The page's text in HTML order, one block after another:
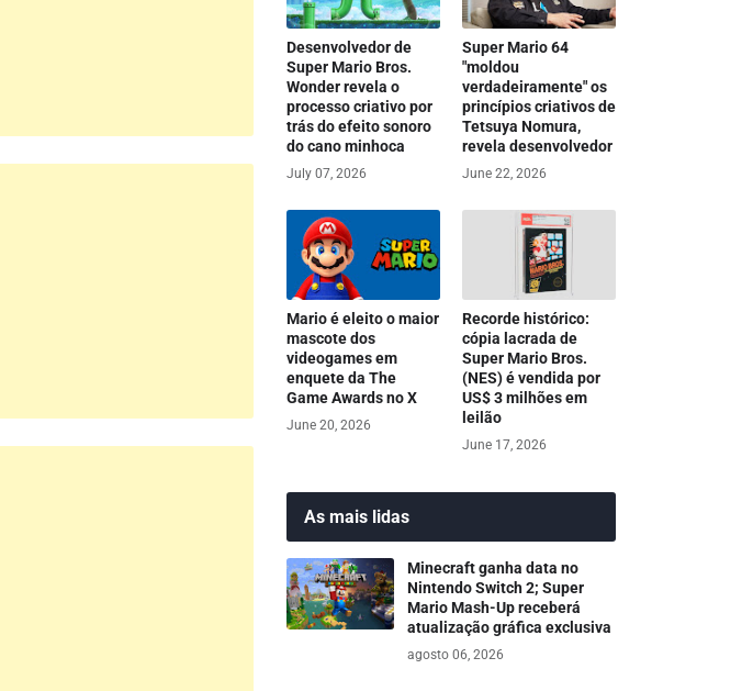
Desenvolvedor de
Super Mario Bros.
Wonder revela o
processo criativo por
trás do efeito sonoro
do cano minhoca
July 07, 2026
Super Mario 64
"moldou
verdadeiramente" os
princípios criativos de
Tetsuya Nomura,
revela desenvolvedor
June 22, 2026
Mario é eleito o maior
mascote dos
videogames em
enquete da The
Game Awards no X
June 20, 2026
Recorde histórico:
cópia lacrada de
Super Mario Bros.
(NES) é vendida por
US$ 3 milhões em
leilão
June 17, 2026
As mais lidas
Minecraft ganha data no
Nintendo Switch 2; Super
Mario Mash-Up receberá
atualização gráfica exclusiva
agosto 06, 2026